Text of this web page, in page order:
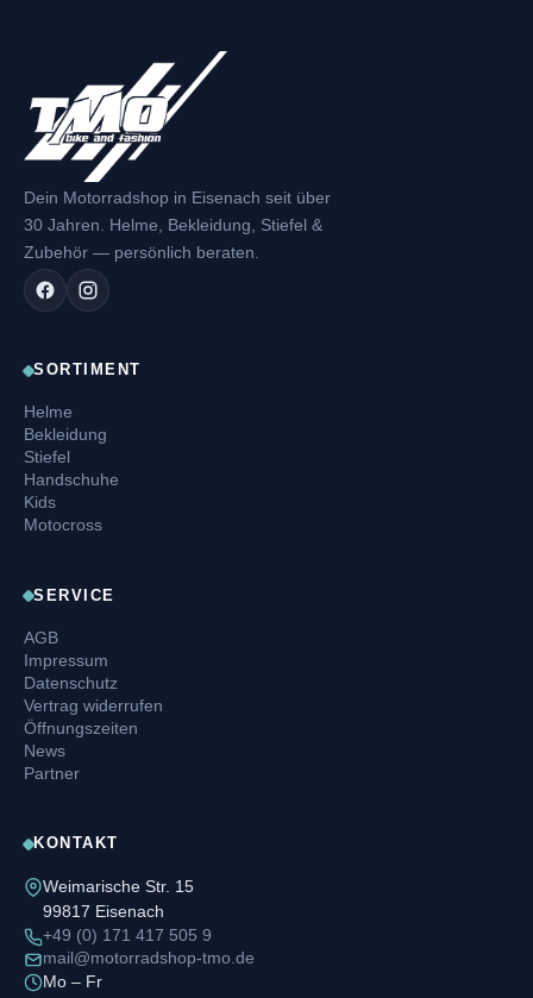
Dein Motorradshop in Eisenach seit über
30 Jahren. Helme, Bekleidung, Stiefel &
Zubehör — persönlich beraten.
SORTIMENT
Helme
Bekleidung
Stiefel
Handschuhe
Kids
Motocross
SERVICE
AGB
Impressum
Datenschutz
Vertrag widerrufen
Öffnungszeiten
News
Partner
KONTAKT
Weimarische Str. 15
99817 Eisenach
+49 (0) 171 417 505 9
mail@motorradshop-tmo.de
Mo – Fr